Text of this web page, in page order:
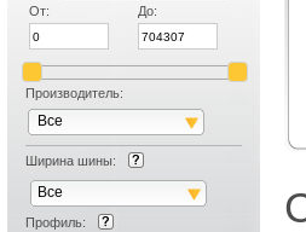
От:
До:
Производитель:
Все
Ширина шины:
Все
Профиль: